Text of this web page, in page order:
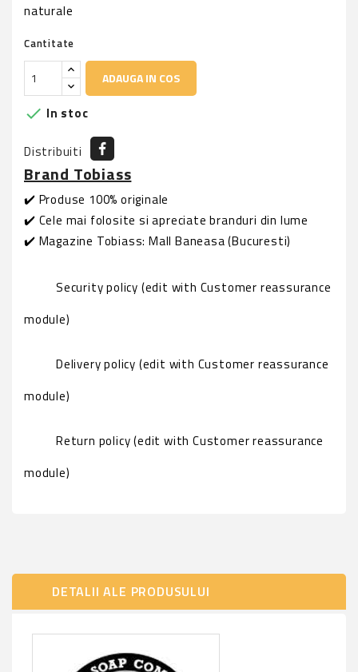
naturale
Cantitate
ADAUGA IN COS
 In stoc
Distribuiti
Brand Tobiass
✔️ Produse 100% originale
✔️ Cele mai folosite si apreciate branduri din lume
✔️ Magazine Tobiass: Mall Baneasa (Bucuresti)
Security policy (edit with Customer reassurance
module)
Delivery policy (edit with Customer reassurance
module)
Return policy (edit with Customer reassurance
module)
DETALII ALE PRODUSULUI